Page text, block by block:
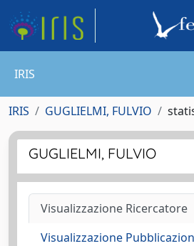
IRIS
IRIS GUGLIELMI, FULVIO
GUGLIELMI, FULVIO
Visualizzazione Ricercatore
Visualizzazione